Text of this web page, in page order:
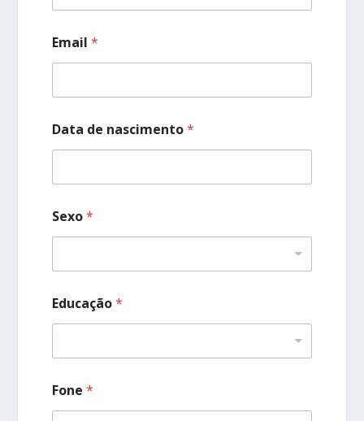
Email*
Data de nascimento*
Sexo*
Educação*
Fone*